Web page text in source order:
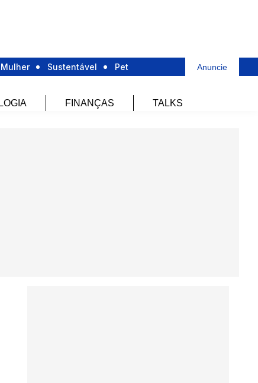
Mulher Sustentável Pet Anuncie
FINANÇAS TALKS